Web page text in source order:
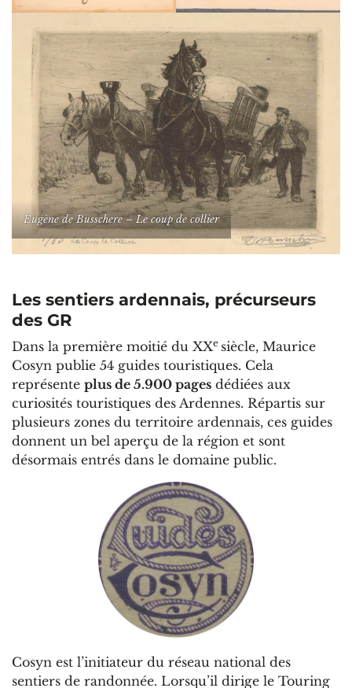
Eugène de Busschere – Le coup de collier
Les sentiers ardennais, précurseurs
des GR
Dans la première moitié du XXe siècle, Maurice
Cosyn publie 54 guides touristiques. Cela
représente plus de 5.900 pages dédiées aux
curiosités touristiques des Ardennes. Répartis sur
plusieurs zones du territoire ardennais, ces guides
donnent un bel aperçu de la région et sont
désormais entrés dans le domaine public.
Cosyn est l’initiateur du réseau national des
sentiers de randonnée. Lorsqu’il dirige le Touring